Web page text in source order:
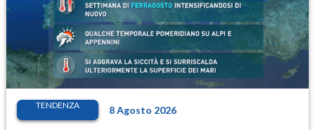
TENDENZA 8 Agosto 2026